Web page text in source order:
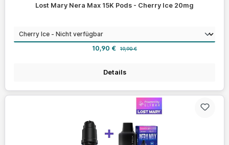
Lost Mary Nera Max 15K Pods - Cherry Ice 20mg
Geschmackauswählen
Verkaufspreis:
10,90 € 19,90 €
Details